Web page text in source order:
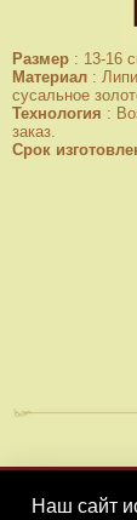
Размер : 13-16
Материал :
сусальное
Технология :
заказ.
Срок
МЕНЮ
Наш сайт